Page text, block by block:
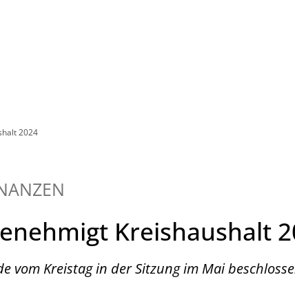
2024
Kreishaushalt
vom Kreistag in der Sitzung im Mai